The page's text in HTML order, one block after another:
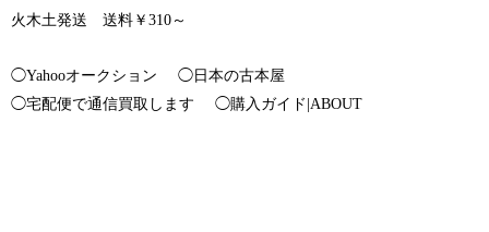
火木土発送 送料￥310～
◯Yahooオークション
◯日本の古本屋
◯宅配便で通信買取します
◯購入ガイド|ABOUT